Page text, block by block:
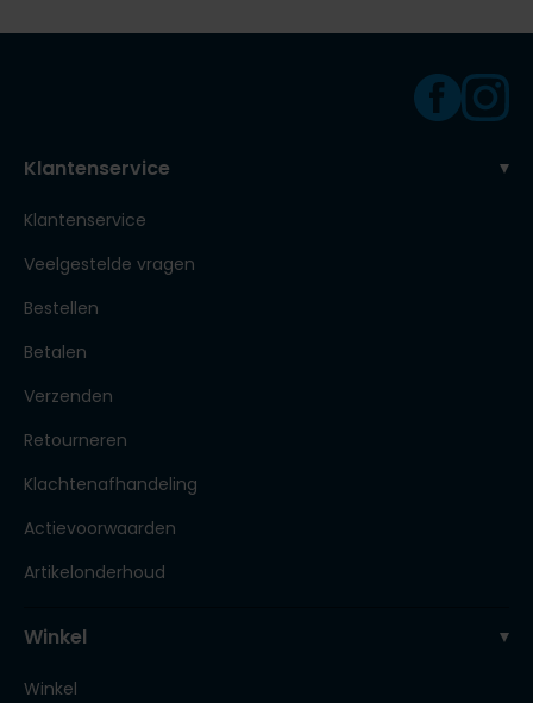
Klantenservice
Klantenservice
Veelgestelde vragen
Bestellen
Betalen
Verzenden
Retourneren
Klachtenafhandeling
Actievoorwaarden
Artikelonderhoud
Winkel
Winkel